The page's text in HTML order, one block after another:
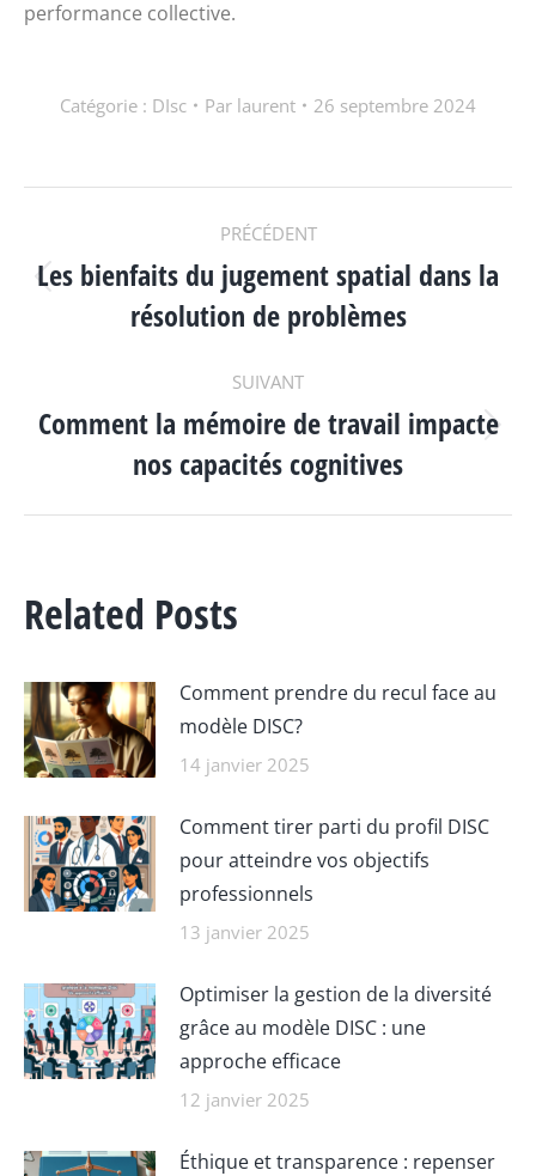
performance collective.
Catégorie : DIsc Par laurent 26 septembre 2024
NAVIGATION
ARTICLE
PRÉCÉDENT
Article
précédent
Les bienfaits du jugement spatial dans la
résolution de problèmes
SUIVANT
Article
suivant
:
Comment la mémoire de travail impacte
nos capacités cognitives
Related Posts
Comment prendre du recul face au
modèle DISC?
14 janvier 2025
Comment tirer parti du profil DISC
pour atteindre vos objectifs
professionnels
13 janvier 2025
Optimiser la gestion de la diversité
grâce au modèle DISC : une
approche efficace
12 janvier 2025
Éthique et transparence : repenser